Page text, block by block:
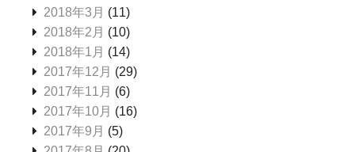
2018年3月 (11)
2018年2月 (10)
2018年1月 (14)
2017年12月 (29)
2017年11月 (6)
2017年10月 (16)
2017年9月 (5)